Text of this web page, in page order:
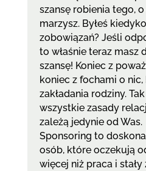
szansę robienia tego,
marzysz. Byłeś
zobowiązań? Jeśli
to właśnie teraz masz
szansę! Koniec z
koniec z fochami o
zakładania rodziny.
wszystkie zasady
zależą jedynie od Was.
Sponsoring to
osób, które oczekują
więcej niż praca i stały